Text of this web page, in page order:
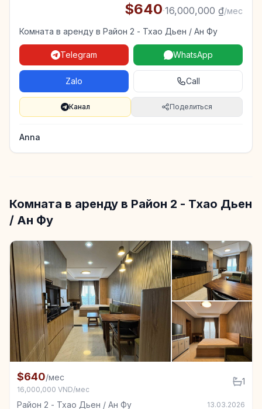
$640·16,000,000 ₫/мес
Комната в аренду в Район 2 - Тхао Дьен / Ан Фу
Telegram WhatsApp
Zalo Call
Канал Поделиться
Anna
Комната в аренду в Район 2 - Тхао Дьен
/ Ан Фу
Комната в аренду в Район 2 - Тхао Дьен / Ан Фу
$640/мес
16,000,000 VND/мес
1
Район 2 - Тхао Дьен / Ан Фу 13.03.2026